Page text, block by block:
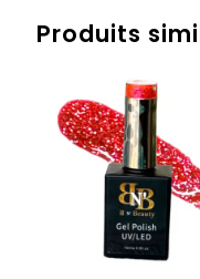
Soyez le
sur “GEL
Vous devez être
Produits